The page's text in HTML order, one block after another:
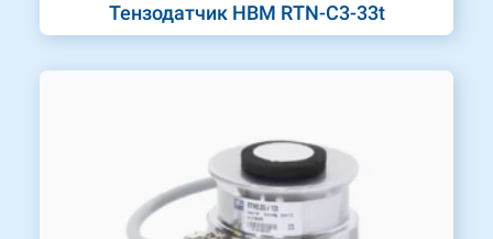
Тензодатчик HBM RTN-C3-33t